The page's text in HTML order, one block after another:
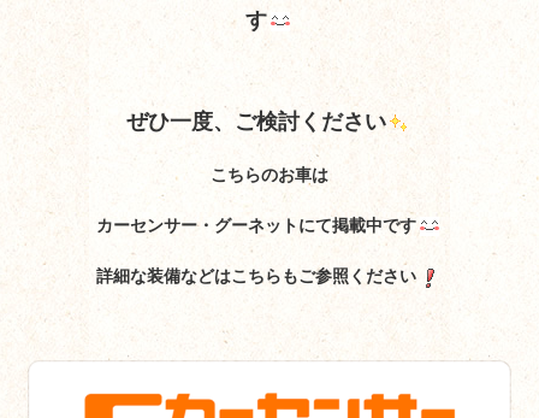
す
ぜひ一度、ご検討ください
こちらのお車は
カーセンサー・グーネットにて掲載中です
詳細な装備などはこちらもご参照ください